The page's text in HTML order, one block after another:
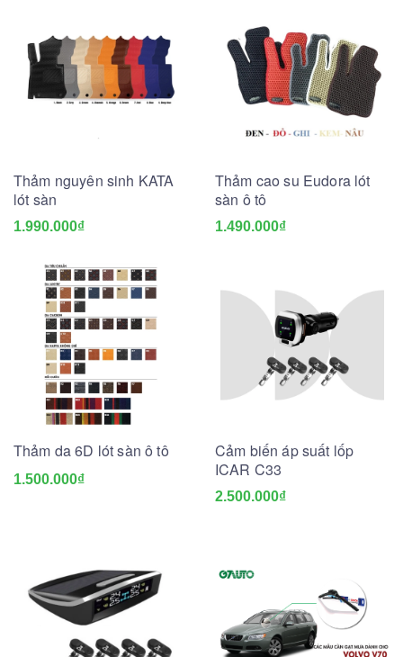
Thảm nguyên sinh KATA
lót sàn
1.990.000₫
Thảm cao su Eudora lót
sàn ô tô
1.490.000₫
Thảm da 6D lót sàn ô tô
1.500.000₫
Cảm biến áp suất lốp
ICAR C33
2.500.000₫